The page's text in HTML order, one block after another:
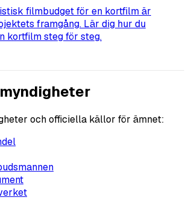
filmbudget för en kortfilm är
framgång. Lär dig hur du
kortfilm steg för steg.
och officiella källor för ämnet: